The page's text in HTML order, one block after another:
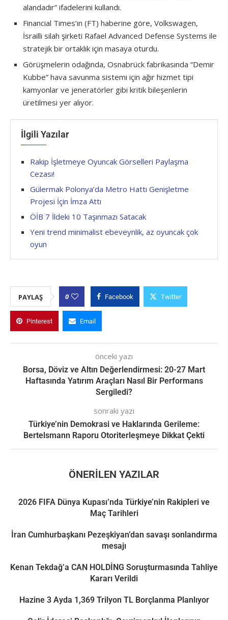
alandadır” ifadelerini kullandı.
Financial Times’ın (FT) haberine göre, Volkswagen,
İsrailli silah şirketi Rafael Advanced Defense Systems ile
stratejik bir ortaklık için masaya oturdu.
Görüşmelerin odağında, Osnabrück fabrikasında “Demir
Kubbe” hava savunma sistemi için ağır hizmet tipi
kamyonlar ve jeneratörler gibi kritik bileşenlerin
üretilmesi yer alıyor.
İlgili Yazılar
Rakip İşletmeye Oyuncak Görselleri Paylaşma
Cezası!
Gülermak Polonya’da Metro Hattı Genişletme
Projesi İçin İmza Attı
ÖİB 7 İldeki 10 Taşınmazı Satacak
Yeni trend minimalist ebeveynlik, az oyuncak çok
oyun
PAYLAŞ 0 Facebook Twitter
Pinterest Email
önceki yazı
Borsa, Döviz ve Altın Değerlendirmesi: 20-27 Mart
Haftasında Yatırım Araçları Nasıl Bir Performans
Sergiledi?
sonraki yazı
Türkiye’nin Demokrasi ve Haklarında Gerileme:
Bertelsmann Raporu Otoriterleşmeye Dikkat Çekti
ÖNERILEN YAZILAR
2026 FIFA Dünya Kupası’nda Türkiye’nin Rakipleri ve
Maç Tarihleri
İran Cumhurbaşkanı Pezeşkiyan’dan savaşı sonlandırma
mesajı
Kenan Tekdağ’a CAN HOLDİNG Soruşturmasında Tahliye
Kararı Verildi
Hazine 3 Ayda 1,369 Trilyon TL Borçlanma Planlıyor